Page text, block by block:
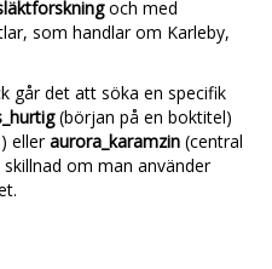
och med
som handlar om Karleby,
går det att söka en specifik
(början på en boktitel)
elleraurora_karamzin (central
om man använder